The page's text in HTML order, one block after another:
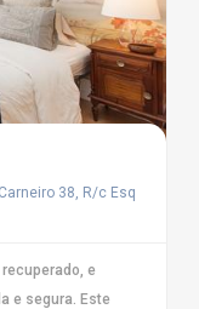
38, R/c Esq
e
e segura. Este